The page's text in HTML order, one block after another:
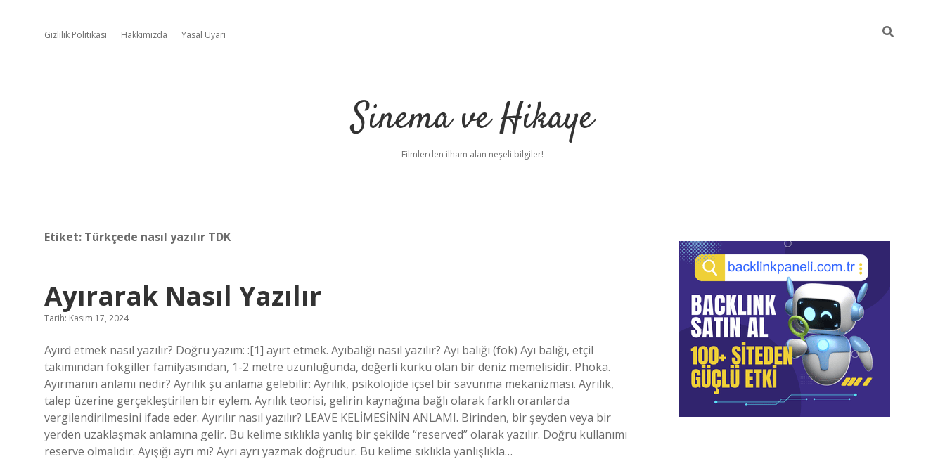
Gizlilik Politikası Hakkımızda Yasal Uyarı
Sinema ve Hikaye
Filmlerden ilham alan neşeli bilgiler!
Etiket: Türkçede nasıl yazılır TDK
Ayırarak Nasıl Yazılır
Tarih: Kasım 17, 2024
Ayırd etmek nasıl yazılır? Doğru yazım: :[1] ayırt etmek. Ayıbalığı nasıl yazılır? Ayı balığı (fok) Ayı balığı, etçil
takımından fokgiller familyasından, 1-2 metre uzunluğunda, değerli kürkü olan bir deniz memelisidir. Phoka.
Ayırmanın anlamı nedir? Ayrılık şu anlama gelebilir: Ayrılık, psikolojide içsel bir savunma mekanizması. Ayrılık,
talep üzerine gerçekleştirilen bir eylem. Ayrılık teorisi, gelirin kaynağına bağlı olarak farklı oranlarda
vergilendirilmesini ifade eder. Ayırılır nasıl yazılır? LEAVE KELİMESİNİN ANLAMI. Birinden, bir şeyden veya bir
yerden uzaklaşmak anlamına gelir. Bu kelime sıklıkla yanlış bir şekilde “reserved” olarak yazılır. Doğru kullanımı
reserve olmalıdır. Ayışığı ayrı mı? Ayrı ayrı yazmak doğrudur. Bu kelime sıklıkla yanlışlıkla…
Sidebar